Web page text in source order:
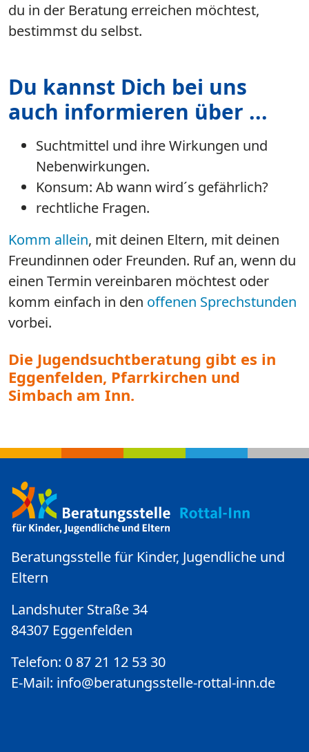
du in der Beratung erreichen möchtest,
bestimmst du selbst.
Du kannst Dich bei uns
auch informieren über ...
​​​​​​Suchtmittel und ihre Wirkungen und
Nebenwirkungen.
Konsum: Ab wann wird´s gefährlich?
rechtliche Fragen.
Komm allein, mit deinen Eltern, mit deinen
Freundinnen oder Freunden. Ruf an, wenn du
einen Termin vereinbaren möchtest oder
komm einfach in den offenen Sprechstunden
vorbei.
Die Jugendsuchtberatung gibt es in
Eggenfelden, Pfarrkirchen und
Simbach am Inn.
Beratungsstelle für Kinder, Jugendliche und
Eltern
Landshuter Straße 34
84307 Eggenfelden
Telefon: 0 87 21 12 53 30
E-Mail: info@beratungsstelle-rottal-inn.de